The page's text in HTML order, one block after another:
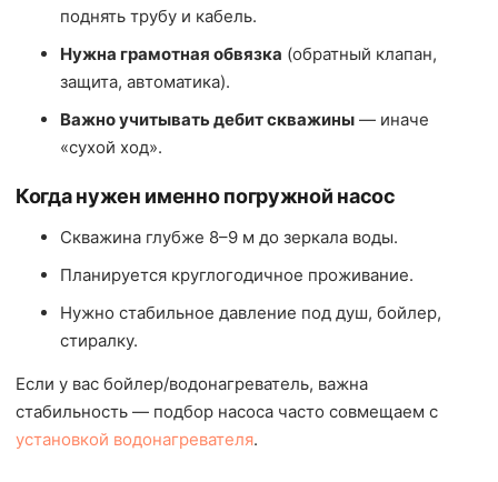
поднять трубу и кабель.
Нужна грамотная обвязка (обратный клапан,
защита, автоматика).
Важно учитывать дебит скважины — иначе
«сухой ход».
Когда нужен именно погружной насос
Скважина глубже 8–9 м до зеркала воды.
Планируется круглогодичное проживание.
Нужно стабильное давление под душ, бойлер,
стиралку.
Если у вас бойлер/водонагреватель, важна
стабильность — подбор насоса часто совмещаем с
установкой водонагревателя.